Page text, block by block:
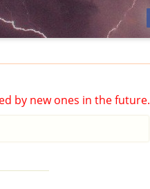
by new ones in the future.